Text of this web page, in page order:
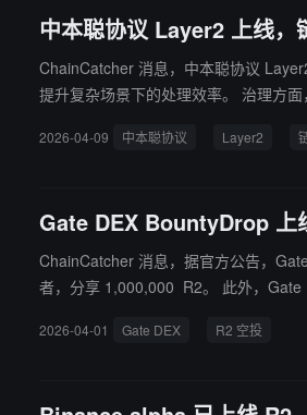
中本聪协议 Layer2 上线，
ChainCatcher 消息，中本聪协议 Layer2 结算网络于 4 月 6 日 正
提升复杂场景下的处理效率。 治理方面，协议已将核心权限移交至多签合约，同时采用开发者与社区核心成员各占 50% 的双轨治理模式，执行门槛为 65%，进一步提升去中心化程度。 此次升级完成了协议
2026-04-09 中本聪协议 Layer2
Gate DEX BountyDrop 上
ChainCatcher 消息，据官方公告，
者，分享 1,000,000 R2。 此外，Gate DEX 于 3 月 28 日 18:00 至 4 月 30 日 18:00（UTC+8）正式启动“免 Gas 轻盈月”专项计划。据悉，针对创建或导入 7 天内的新钱包用户，Gate DEX 提供涵盖发送、
相关链上费用也将由平台全额代付。 Gate DEX 是行业领先的多链加密平台，一站式连接 100+ 公链、数百万资产与上万个 DApp，开启专业级 DEX 体验，为每一个 DEX 需求提供最优解。BountyDrop 是 G
2026-04-01 Gate DEX R2 空投